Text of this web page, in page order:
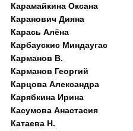
Карамайкина Оксана
Каранович Дияна
Карась Алёна
Карбаускис Миндаугас
Карманов В.
Карманов Георгий
Карцова Александра
Карябкина Ирина
Касумова Анастасия
Катаева Н.